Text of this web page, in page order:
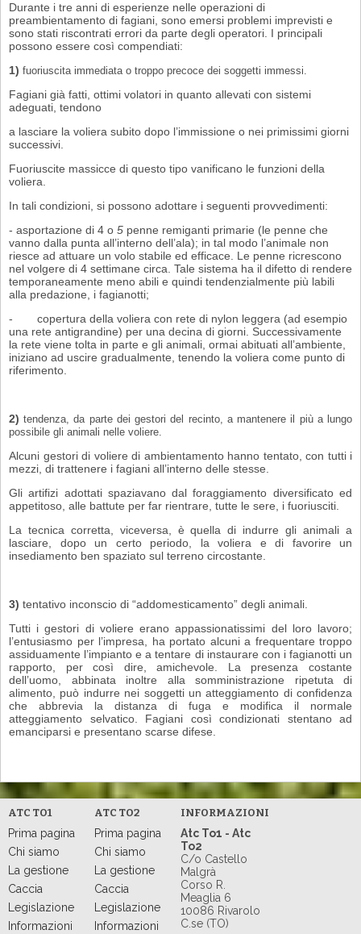
Durante i tre anni di esperienze nelle operazioni di
preambientamento di fagiani, sono emersi problemi imprevisti e
sono stati riscontrati errori da parte degli operatori. I principali
possono essere così compendiati:
1) fuoriuscita immediata o troppo precoce dei soggetti immessi.
Fagiani già fatti, ottimi volatori in quanto allevati con sistemi
adeguati, tendono
a lasciare la voliera subito dopo l’immissione o nei primissimi giorni
successivi.
Fuoriuscite massicce di questo tipo vanificano le funzioni della
voliera.
In tali condizioni, si possono adottare i seguenti provvedimenti:
- asportazione di 4 o 5 penne remiganti primarie (le penne che
vanno dalla punta all’interno dell’ala); in tal modo l’animale non
riesce ad attuare un volo stabile ed efficace. Le penne ricrescono
nel volgere di 4 settimane circa. Tale sistema ha il difetto di rendere
temporaneamente meno abili e quindi tendenzialmente più labili
alla predazione, i fagianotti;
-
copertura della voliera con rete di nylon leggera (ad esempio
una rete anti­grandine) per una decina di giorni. Successivamente
la rete viene tolta in parte e gli animali, ormai abituati all’ambiente,
iniziano ad uscire gradualmente, tenendo la voliera come punto di
riferimento.
2)tendenza, da parte dei gestori del recinto, a mantenere il più a lungo
possibile gli animali nelle voliere.
Alcuni gestori di voliere di ambientamento hanno tentato, con tutti i
mezzi, di trattenere i fagiani all’interno delle stesse.
Gli artifizi adottati spaziavano dal foraggiamento diversificato ed
appetitoso, alle battute per far rientrare, tutte le sere, i fuoriusciti.
La tecnica corretta, viceversa, è quella di indurre gli animali a
lasciare, dopo un certo periodo, la voliera e di favorire un
insediamento ben spaziato sul terreno circostante.
3) tentativo inconscio di “addomesticamento” degli animali.
Tutti i gestori di voliere erano appassionatissimi del loro lavoro;
l’entusiasmo per l’impresa, ha portato alcuni a frequentare troppo
assiduamente l’impianto e a ten­tare di instaurare con i fagianotti un
rapporto, per così dire, amichevole. La presenza costante
dell’uomo, abbinata inoltre alla somministrazione ripetuta di
alimento, può indurre nei soggetti un atteggiamento di confidenza
che abbre­via la distanza di fuga e modifica il normale
atteggiamento selvatico. Fagiani così condizionati stentano ad
emanciparsi e presentano scarse difese.
ATC TO1
Prima pagina
Chi siamo
La gestione
Caccia
Legislazione
Informazioni
ATC TO2
Prima pagina
Chi siamo
La gestione
Caccia
Legislazione
Informazioni
INFORMAZIONI
Atc To1 - Atc
To2
C/o Castello
Malgrà
Corso R.
Meaglia 6
10086 Rivarolo
C.se (TO)